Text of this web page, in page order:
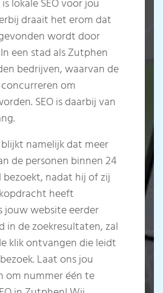
lokale SEO voor jou
draait het erom dat
wordt door
een stad als Zutphen
bedrijven, waarvan de
om
SEO is daarbij van
namelijk dat meer
de personen binnen 24
nadat hij of zij
heeft
jouw website eerder
de zoekresultaten, zal
klik ontvangen die leidt
Laat ons jou
om nummer één te